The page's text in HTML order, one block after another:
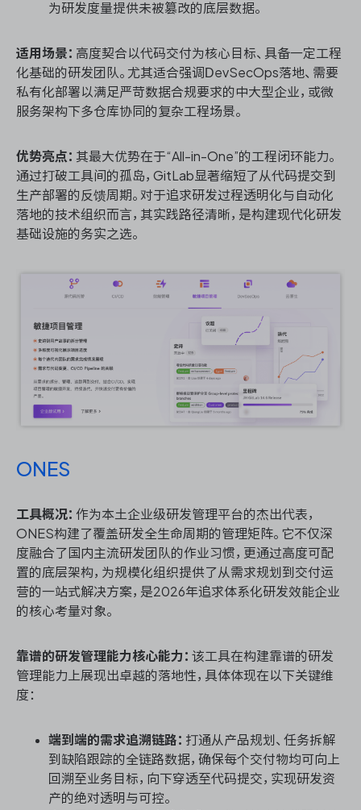
为研发度量提供未被篡改的底层数据。
适用场景： 高度契合以代码交付为核心目标、具备一定工程
化基础的研发团队。尤其适合强调DevSecOps落地、需要
私有化部署以满足严苛数据合规要求的中大型企业，或微
服务架构下多仓库协同的复杂工程场景。
优势亮点： 其最大优势在于“All-in-One”的工程闭环能力。
通过打破工具间的孤岛，GitLab显著缩短了从代码提交到
生产部署的反馈周期。对于追求研发过程透明化与自动化
落地的技术组织而言，其实践路径清晰，是构建现代化研发
基础设施的务实之选。
ONES
工具概况： 作为本土企业级研发管理平台的杰出代表，
ONES构建了覆盖研发全生命周期的管理矩阵。它不仅深
度融合了国内主流研发团队的作业习惯，更通过高度可配
置的底层架构，为规模化组织提供了从需求规划到交付运
营的一站式解决方案，是2026年追求体系化研发效能企业
的核心考量对象。
靠谱的研发管理能力核心能力： 该工具在构建靠谱的研发
管理能力上展现出卓越的落地性，具体体现在以下关键维
度：
端到端的需求追溯链路： 打通从产品规划、任务拆解
到缺陷跟踪的全链路数据，确保每个交付物均可向上
回溯至业务目标，向下穿透至代码提交，实现研发资
产的绝对透明与可控。